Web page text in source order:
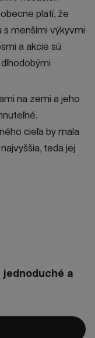
platí, že
s menšími výkyvmi
a akcie sú
na zemi a jeho
cieľa by mala
teda jej
a